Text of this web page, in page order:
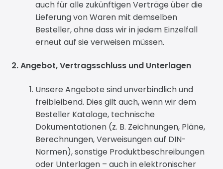
auch für alle zukünftigen Verträge über die
Lieferung von Waren mit demselben
Besteller, ohne dass wir in jedem Einzelfall
erneut auf sie verweisen müssen.
2. Angebot, Vertragsschluss und Unterlagen
Unsere Angebote sind unverbindlich und
freibleibend. Dies gilt auch, wenn wir dem
Besteller Kataloge, technische
Dokumentationen (z. B. Zeichnungen, Pläne,
Berechnungen, Verweisungen auf DIN-
Normen), sonstige Produktbeschreibungen
oder Unterlagen – auch in elektronischer